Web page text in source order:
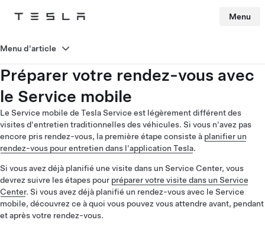
Tesla Menu
Préparer votre rendez-vous avec
le Service mobile
Le Service mobile de Tesla Service est légèrement différent des
visites d'entretien traditionnelles des véhicules. Si vous n'avez pas
encore pris rendez-vous, la première étape consiste à planifier un
rendez-vous pour entretien dans l'application Tesla.
Si vous avez déjà planifié une visite dans un Service Center, vous
devrez suivre les étapes pour préparer votre visite dans un Service
Center. Si vous avez déjà planifié un rendez-vous avec le Service
mobile, découvrez ce à quoi vous pouvez vous attendre avant, pendant
et après votre rendez-vous.
Menu d'article